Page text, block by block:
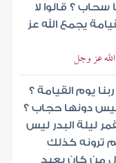
؟ قالوا لا
يجمع الله عز
عز وجل
يوم القيامة ؟
دونها حجاب ؟
ليلة البدر ليس
ترونه كذلك
من كان يعبد